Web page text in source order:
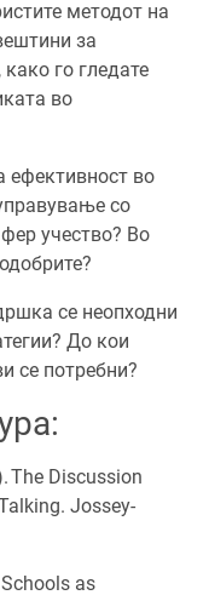
методот на
за
го гледате
во
ефективност во
со
учество? Во
се неопходни
До кои
се потребни?
The Discussion
Jossey-
Schools as